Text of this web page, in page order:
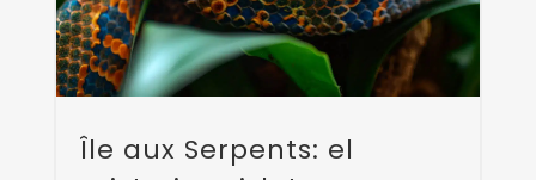
Île aux Serpents: el